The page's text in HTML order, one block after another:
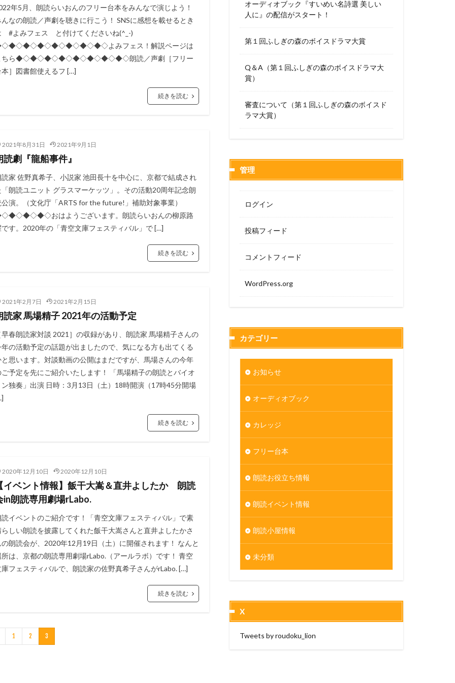
年5月、朗読らいおんのフリー台本をみんなで演じよう！
んなの朗読／声劇を聴きに行こう！ SNSに感想を載せるとき
#よみフェス と付けてくださいね(^_-)
よみフェス！解説ページは
ちら◆◇◆◇◆◇◆◇◆◇◆◇◆◇◆◇朗読／声劇［フリー
本］図書館使えるフ […]
続きを読む
2021年8月31日 2021年9月1日
読劇『龍船事件』
読家 佐野真希子、小説家 池田長十を中心に、京都で結成され
「朗読ユニット グラスマーケッツ」。その活動20周年記念朗
公演。（文化庁「ARTS for the future!」補助対象事業）
おはようございます。朗読らいおんの柳原路
です。2020年の「青空文庫フェスティバル」で […]
続きを読む
2021年2月7日 2021年2月15日
読家 馬場精子 2021年の活動予定
早春朗読家対談 2021］の収録があり、朗読家 馬場精子さんの
年の活動予定の話題が出ましたので、気になる方も出てくる
と思います。対談動画の公開はまだですが、馬場さんの今年
ご予定を先にご紹介いたします！ 「馬場精子の朗読とバイオ
ン独奏」出演 日時：3月13日（土）18時開演（17時45分開場
続きを読む
2020年12月10日 2020年12月10日
イベント情報】飯干大嵩＆直井よしたか 朗読
in朗読専用劇場rLabo.
読イベントのご紹介です！「青空文庫フェスティバル」で素
らしい朗読を披露してくれた飯干大嵩さんと直井よしたかさ
の朗読会が、2020年12月19日（土）に開催されます！ なんと
所は、京都の朗読専用劇場rLabo.（アールラボ）です！ 青空
庫フェスティバルで、朗読家の佐野真希子さんがrLabo. […]
続きを読む
1 2 3
オーディオブック『すいめい名詩選 美しい
人に』の配信がスタート！
第１回ふしぎの森のボイスドラマ大賞
Q＆A（第１回ふしぎの森のボイスドラマ大
賞）
審査について（第１回ふしぎの森のボイスド
ラマ大賞）
管理
ログイン
投稿フィード
コメントフィード
WordPress.org
カテゴリー
お知らせ
オーディオブック
カレッジ
フリー台本
朗読お役立ち情報
朗読イベント情報
朗読小屋情報
未分類
X
Tweets by roudoku_lion